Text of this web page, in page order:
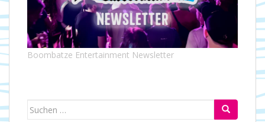
Boombatze Entertainment Newsletter
Suchen